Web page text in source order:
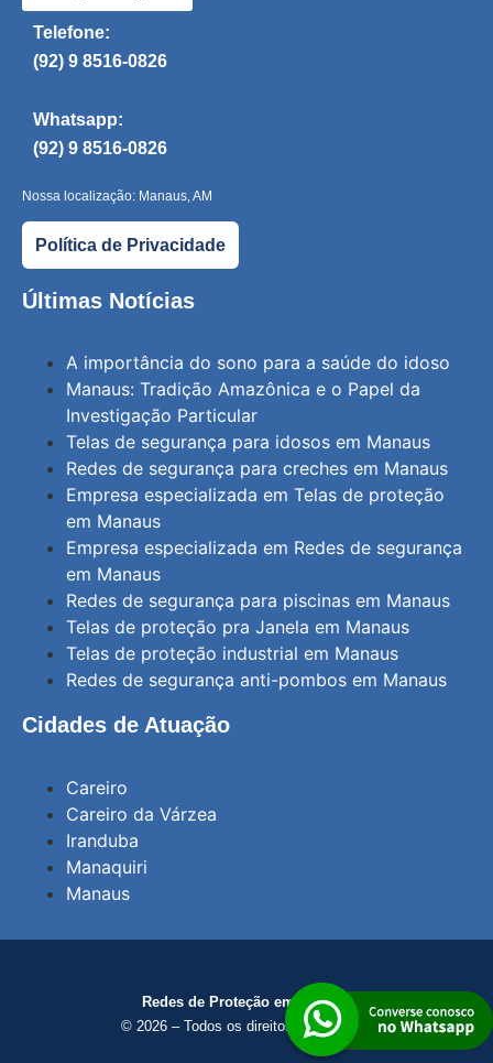
Telefone:
(92) 9 8516-0826
Whatsapp:
(92) 9 8516-0826
Nossa localização: Manaus, AM
Política de Privacidade
Últimas Notícias
A importância do sono para a saúde do idoso
Manaus: Tradição Amazônica e o Papel da
Investigação Particular
Telas de segurança para idosos em Manaus
Redes de segurança para creches em Manaus
Empresa especializada em Telas de proteção
em Manaus
Empresa especializada em Redes de segurança
em Manaus
Redes de segurança para piscinas em Manaus
Telas de proteção pra Janela em Manaus
Telas de proteção industrial em Manaus
Redes de segurança anti-pombos em Manaus
Cidades de Atuação
Careiro
Careiro da Várzea
Iranduba
Manaquiri
Manaus
Redes de Proteção em Manaus
© 2026 – Todos os direitos reservados.